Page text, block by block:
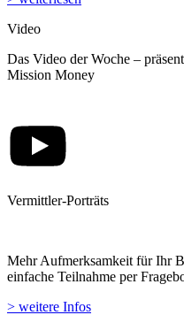
Video
Das Video der Woche –
Mission Money
Vermittler-Porträts
Mehr Aufmerksamkeit für Ihr
einfache Teilnahme per
> weitere Infos